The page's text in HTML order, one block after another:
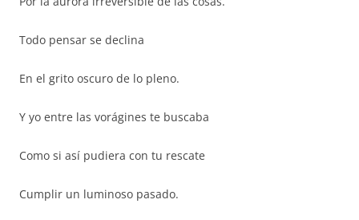
Todo pensar se declina
En el grito oscuro de lo pleno.
Y yo entre las vorágines te buscaba
Como si así pudiera con tu rescate
Cumplir un luminoso pasado.